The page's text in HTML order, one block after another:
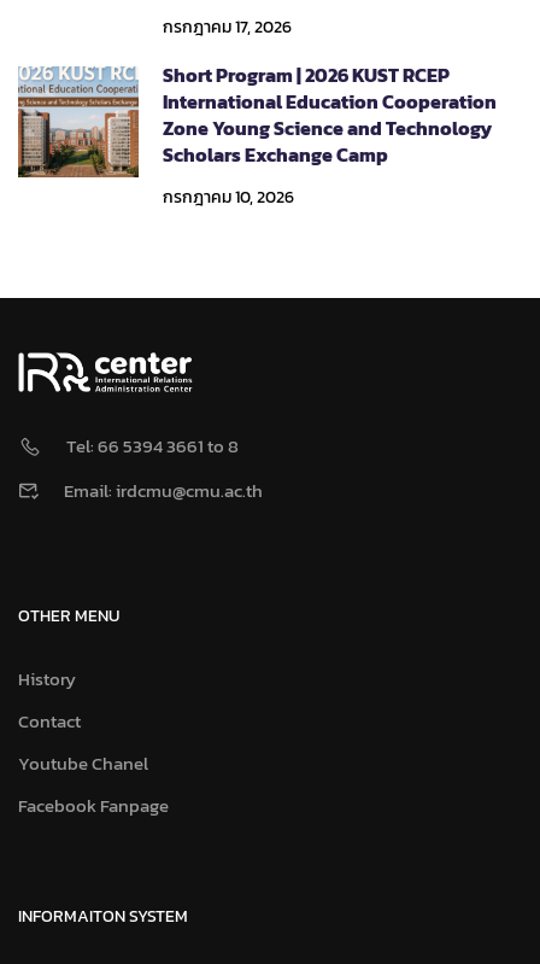
กรกฎาคม 17, 2026
Short Program | 2026 KUST RCEP
International Education Cooperation
Zone Young Science and Technology
Scholars Exchange Camp
กรกฎาคม 10, 2026
Tel: 66 5394 3661 to 8
Email: irdcmu@cmu.ac.th
OTHER MENU
History
Contact
Youtube Chanel
Facebook Fanpage
INFORMAITON SYSTEM